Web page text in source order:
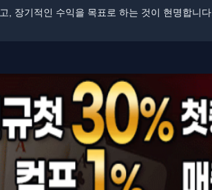
, 장기적인 수익을 목표로 하는 것이 현명합니다.